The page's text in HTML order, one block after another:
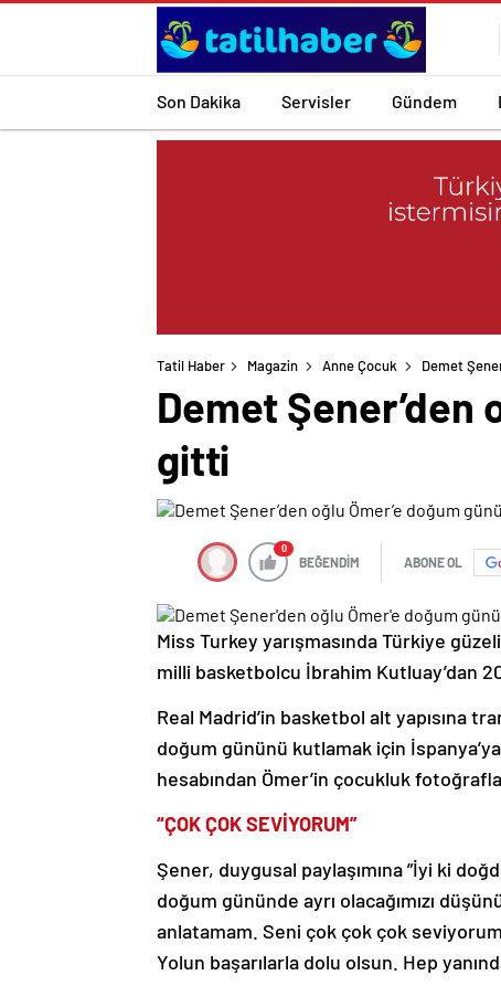
Son Dakika Servisler Gündem
Tatil Haber Magazin Anne Çocuk Demet
Demet Şener’den
gitti
0
BEĞENDİM ABONE OL
Miss Turkey yarışmasında Türkiye
milli basketbolcu İbrahim Kutluay’dan
Real Madrid’in basketbol alt yapısına
doğum gününü kutlamak için
hesabından Ömer’in çocukluk
“ÇOK ÇOK SEVİYORUM”
Şener, duygusal paylaşımına ”İyi ki
doğum gününde ayrı olacağımızı
anlatamam. Seni çok çok çok
Yolun başarılarla dolu olsun. Hep